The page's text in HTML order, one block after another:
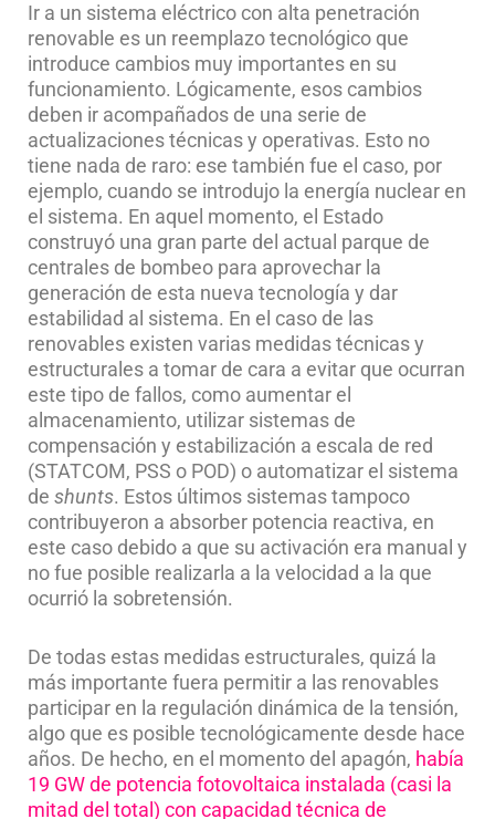
Ir a un sistema eléctrico con alta penetración
renovable es un reemplazo tecnológico que
introduce cambios muy importantes en su
funcionamiento. Lógicamente, esos cambios
deben ir acompañados de una serie de
actualizaciones técnicas y operativas. Esto no
tiene nada de raro: ese también fue el caso, por
ejemplo, cuando se introdujo la energía nuclear en
el sistema. En aquel momento, el Estado
construyó una gran parte del actual parque de
centrales de bombeo para aprovechar la
generación de esta nueva tecnología y dar
estabilidad al sistema. En el caso de las
renovables existen varias medidas técnicas y
estructurales a tomar de cara a evitar que ocurran
este tipo de fallos, como aumentar el
almacenamiento, utilizar sistemas de
compensación y estabilización a escala de red
(STATCOM, PSS o POD) o automatizar el sistema
de shunts. Estos últimos sistemas tampoco
contribuyeron a absorber potencia reactiva, en
este caso debido a que su activación era manual y
no fue posible realizarla a la velocidad a la que
ocurrió la sobretensión.
De todas estas medidas estructurales, quizá la
más importante fuera permitir a las renovables
participar en la regulación dinámica de la tensión,
algo que es posible tecnológicamente desde hace
años. De hecho, en el momento del apagón, había
19 GW de potencia fotovoltaica instalada (casi la
mitad del total) con capacidad técnica de